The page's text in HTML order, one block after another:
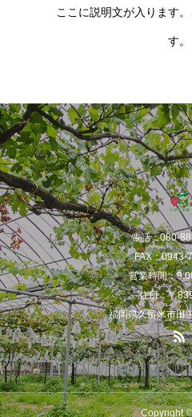
ここに説明文が入ります
す。
電話：080-
FAX：0943-
営業時間：
住所：〒
福岡県久留米市田
Copyright